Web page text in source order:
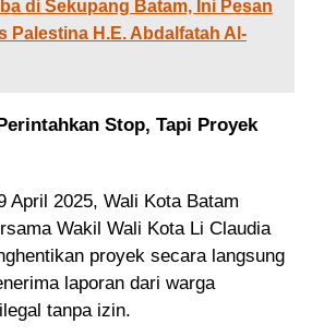
di Sekupang Batam, Ini Pesan
Palestina H.E. Abdalfatah Al-
Stop, Tapi Proyek
April 2025, Wali Kota Batam
Wakil Wali Kota Li Claudia
proyek secara langsung
laporan dari warga
tanpa izin.